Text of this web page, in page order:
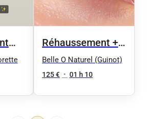
Réhaussement +
Teinture Cils +
massage nuque et
Belle O Naturel (Guinot)
125 € • 01 h 10